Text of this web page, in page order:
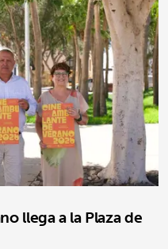
llega a la Plaza de